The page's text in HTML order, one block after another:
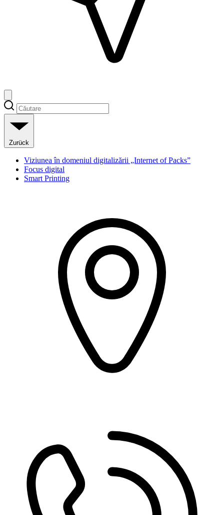
Zurück
Viziunea în domeniul digitalizării „Internet of Packs”
Focus digital
Smart Printing